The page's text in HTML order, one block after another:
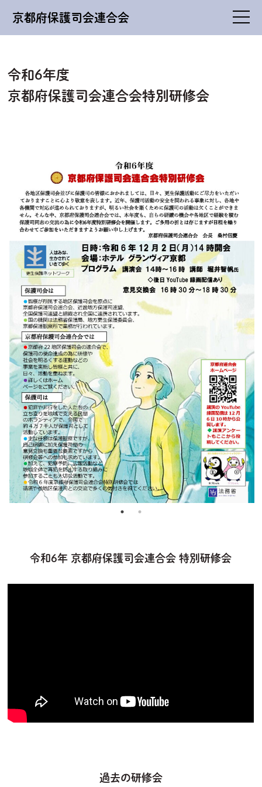
京都府保護司会連合会
令和6年度
京都府保護司会連合会特別研修会
令和6年 京都府保護司会連合会 特別研修会
過去の研修会